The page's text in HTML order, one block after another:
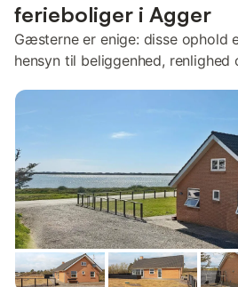
ferieboliger i Agger
Gæsterne er enige: disse ophold
hensyn til beliggenhed, renlighed